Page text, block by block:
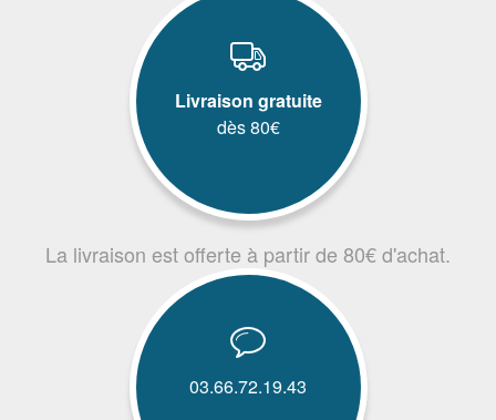
Livraison gratuite
dès 80€
La livraison est offerte à partir de 80€ d'achat.
03.66.72.19.43